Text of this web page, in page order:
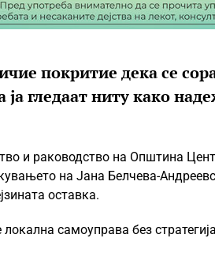
покритие дека се
ја гледаат ниту како
и раководство на Општина
на Јана Белчева-
оставка.
самоуправа без